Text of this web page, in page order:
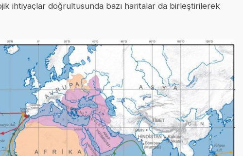
ihtiyaçlar doğrultusunda bazı haritalar da birleştirilerek